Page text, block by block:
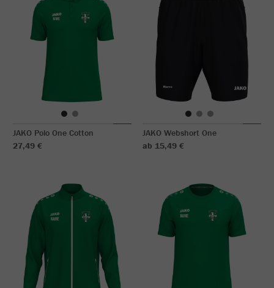
JAKO Polo One Cotton
27,49 €
JAKO Webshort One
ab 15,49 €